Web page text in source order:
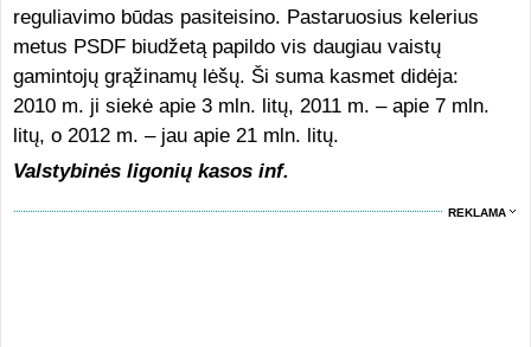
reguliavimo būdas pasiteisino. Pastaruosius kelerius
metus PSDF biudžetą papildo vis daugiau vaistų
gamintojų grąžinamų lėšų. Ši suma kasmet didėja:
2010 m. ji siekė apie 3 mln. litų, 2011 m. – apie 7 mln.
litų, o 2012 m. – jau apie 21 mln. litų.
Valstybinės ligonių kasos inf.
REKLAMA